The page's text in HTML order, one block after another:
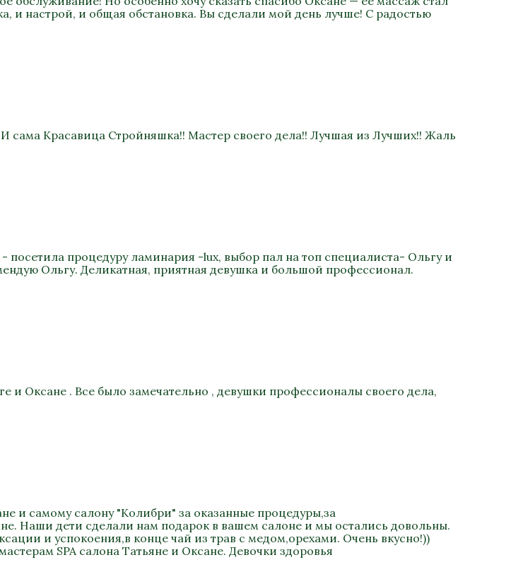
и настрой, и общая обстановка. Вы сделали мой день лучше! С радостью
Красавица Стройняшка!! Мастер своего дела!! Лучшая из Лучших!! Жаль
посетила процедуру ламинария -lux, выбор пал на топ специалиста- Ольгу и
Ольгу. Деликатная, приятная девушка и большой профессионал.
и Оксане . Все было замечательно , девушки профессионалы своего дела,
и самому салону "Колибри" за оказанные процедуры,за
Наши дети сделали нам подарок в вашем салоне и мы остались довольны.
и успокоения,в конце чай из трав с медом,орехами. Очень вкусно!))
SPA салона Татьяне и Оксане. Девочки здоровья